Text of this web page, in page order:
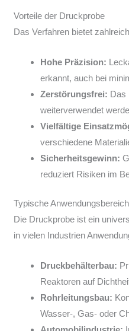
Vorteile der Druckprobe
Das Verfahren bietet
Hohe Präzision:
erkannt, auch bei
Zerstörungsfrei: Das
weiterverwendet
Vielfältige
verschiedene
Sicherheitsgewinn:
reduziert Risiken im
Typische
Die Druckprobe ist ein
in vielen Industrien
Druckbehälterbau:
Reaktoren auf
Rohrleitungsbau:
Wasser-, Gas- oder